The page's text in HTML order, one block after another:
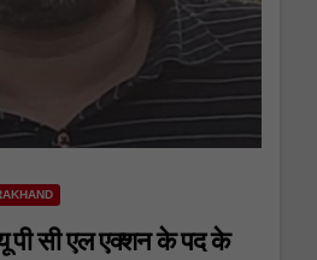
पी सी एल एक्शन के पद के